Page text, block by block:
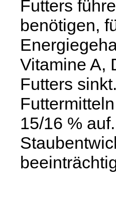
Futters
benötigen,
Vitamine A,
Futters
15/16 %